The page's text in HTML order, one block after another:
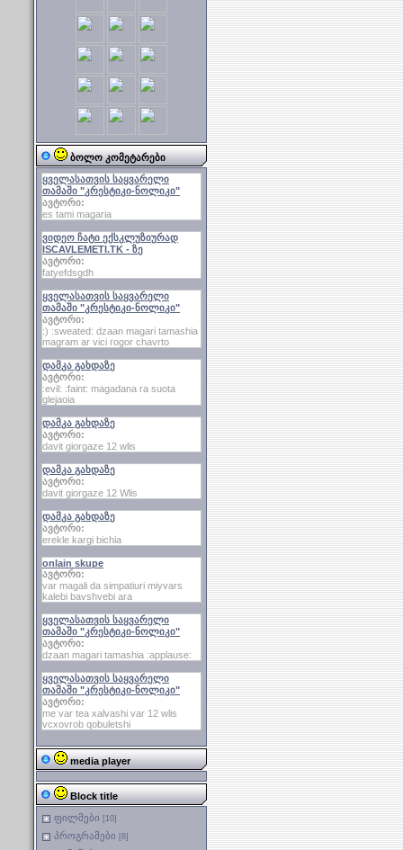
ბოლო კომეტარები
ყველასათვის საყვარელი
თამაში "კრესტიკი-ნოლიკი"
ავტორი:
es tami magaria
ვიდეო ჩატი ექსკლუზიურად
ISCAVLEMETI.TK - ზე
ავტორი:
fatyefdsgdh
ყველასათვის საყვარელი
თამაში "კრესტიკი-ნოლიკი"
ავტორი:
:) :sweated: dzaan magari tamashia
magram ar vici rogor chavrto
დამკა გახდაზე
ავტორი:
:evil: :faint: magadana ra suota
glejaoia
დამკა გახდაზე
ავტორი:
davit giorgaze 12 wlis
დამკა გახდაზე
ავტორი:
davit giorgaze 12 Wlis
დამკა გახდაზე
ავტორი:
erekle kargi bichia
onlain skupe
ავტორი:
var magali da simpatiuri miyvars
kalebi bavshvebi ara
ყველასათვის საყვარელი
თამაში "კრესტიკი-ნოლიკი"
ავტორი:
dzaan magari tamashia :applause:
ყველასათვის საყვარელი
თამაში "კრესტიკი-ნოლიკი"
ავტორი:
me var tea xalvashi var 12 wlis
vcxovrob qobuletshi
media player
Block title
ფილმები [10]
პროგრამები [8]